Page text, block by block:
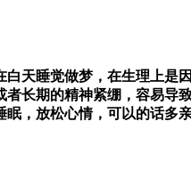
天睡觉做梦，在生理上是
长期的精神紧绷，容易
，放松心情，可以的话多